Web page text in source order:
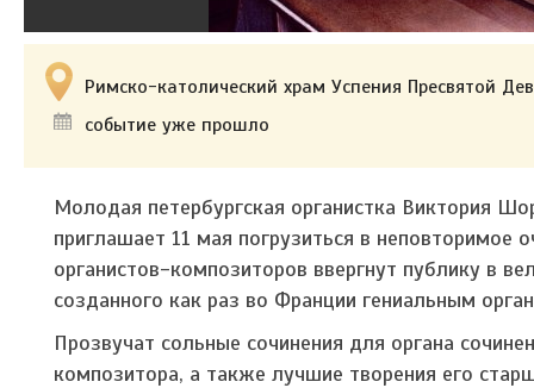
Римско-католический храм Успения Пресвятой
событие уже прошло
Молодая петербургская органистка Виктория
приглашает 11 мая погрузиться в неповторимое
органистов-композиторов ввергнут публику в
созданного как раз во Франции гениальным
Прозвучат сольные сочинения для органа
композитора, а также лучшие творения его